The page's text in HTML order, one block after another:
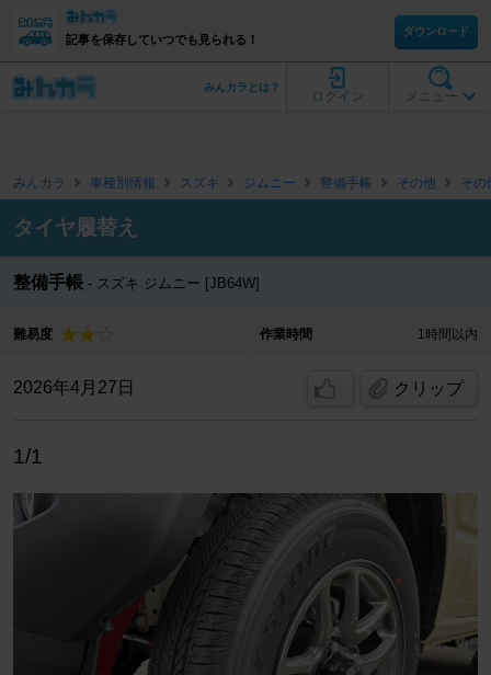
記事を保存していつでも見られる！
ダウンロード
メニュー
ログイン
みんカラとは？
みんカラ 車種別情報 スズキ ジムニー 整備手帳 その他 その
タイヤ履替え
整備手帳 スズキ ジムニー [JB64W]
難易度 作業時間 1時間以内
2026年4月27日 クリップ
1/1